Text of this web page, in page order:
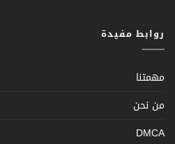
روابط مفيدة
مهمتنا
من نحن
DMCA